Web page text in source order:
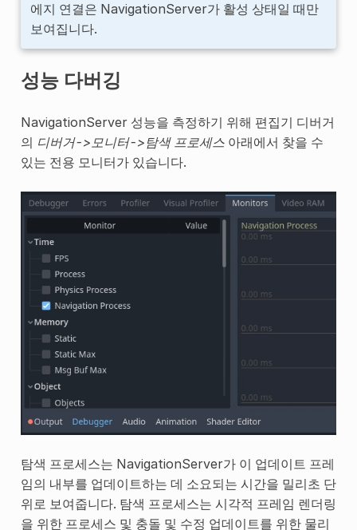
에지 연결은 NavigationServer가 활성 상태일 때만
보여집니다.
성능 다버깅
NavigationServer 성능을 측정하기 위해 편집기 디버거
의 디버거->모니터->탐색 프로세스아래에서 찾을 수
있는 전용 모니터가 있습니다.
탐색 프로세스는 NavigationServer가 이 업데이트 프레
임의 내부를 업데이트하는 데 소요되는 시간을 밀리초 단
위로 보여줍니다. 탐색 프로세스는 시각적 프레임 렌더링
을 위한 프로세스 및 충돌 및 수정 업데이트를 위한 물리